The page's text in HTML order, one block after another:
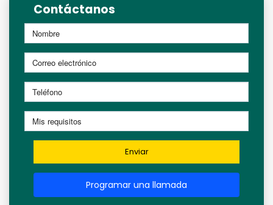
Contáctanos
Enviar
Programar una llamada